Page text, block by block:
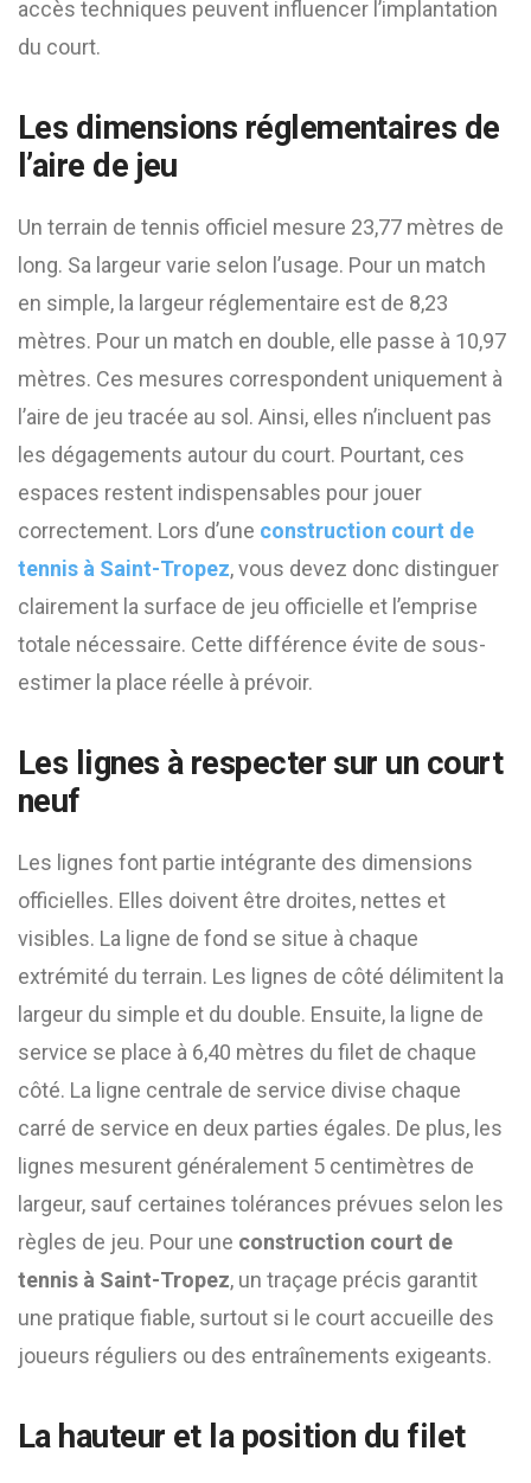
accès techniques peuvent influencer l’implantation
du court.
Les dimensions réglementaires de
l’aire de jeu
Un terrain de tennis officiel mesure 23,77 mètres de
long. Sa largeur varie selon l’usage. Pour un match
en simple, la largeur réglementaire est de 8,23
mètres. Pour un match en double, elle passe à 10,97
mètres. Ces mesures correspondent uniquement à
l’aire de jeu tracée au sol. Ainsi, elles n’incluent pas
les dégagements autour du court. Pourtant, ces
espaces restent indispensables pour jouer
correctement. Lors d’une construction court de
tennis à Saint-Tropez, vous devez donc distinguer
clairement la surface de jeu officielle et l’emprise
totale nécessaire. Cette différence évite de sous-
estimer la place réelle à prévoir.
Les lignes à respecter sur un court
neuf
Les lignes font partie intégrante des dimensions
officielles. Elles doivent être droites, nettes et
visibles. La ligne de fond se situe à chaque
extrémité du terrain. Les lignes de côté délimitent la
largeur du simple et du double. Ensuite, la ligne de
service se place à 6,40 mètres du filet de chaque
côté. La ligne centrale de service divise chaque
carré de service en deux parties égales. De plus, les
lignes mesurent généralement 5 centimètres de
largeur, sauf certaines tolérances prévues selon les
règles de jeu. Pour une construction court de
tennis à Saint-Tropez, un traçage précis garantit
une pratique fiable, surtout si le court accueille des
joueurs réguliers ou des entraînements exigeants.
La hauteur et la position du filet